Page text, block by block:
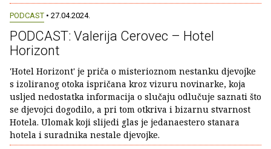
PODCAST • 27.04.2024.
PODCAST: Valerija Cerovec – Hotel
Horizont
'Hotel Horizont' je priča o misterioznom nestanku djevojke
s izoliranog otoka ispričana kroz vizuru novinarke, koja
usljed nedostatka informacija o slučaju odlučuje saznati što
se djevojci dogodilo, a pri tom otkriva i bizarnu stvarnost
Hotela. Ulomak koji slijedi glas je jedanaestero stanara
hotela i suradnika nestale djevojke.